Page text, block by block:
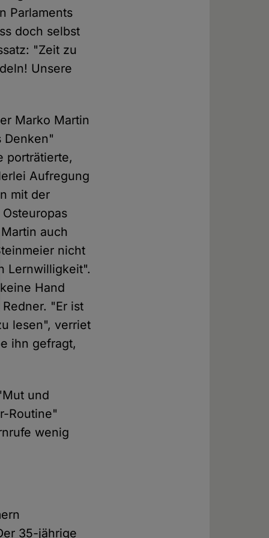
Parlaments
doch selbst
"Zeit zu
Unsere
Marko Martin
Denken"
porträtierte,
Aufregung
mit der
auch
nicht
Lernwilligkeit".
Hand
"Er ist
lesen", verriet
ihn gefragt,
und
Routine"
wenig
35-jährige